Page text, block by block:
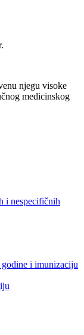
njegu visoke
medicinskog
i nespecifičnih
godine i imunizaciju